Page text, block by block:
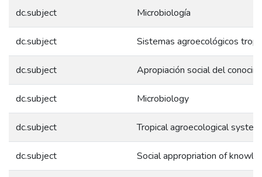
dc.subject Microbiología
dc.subject Sistemas agroecológicos
dc.subject Apropiación social del
dc.subject Microbiology
dc.subject Tropical agroecological
dc.subject Social appropriation of